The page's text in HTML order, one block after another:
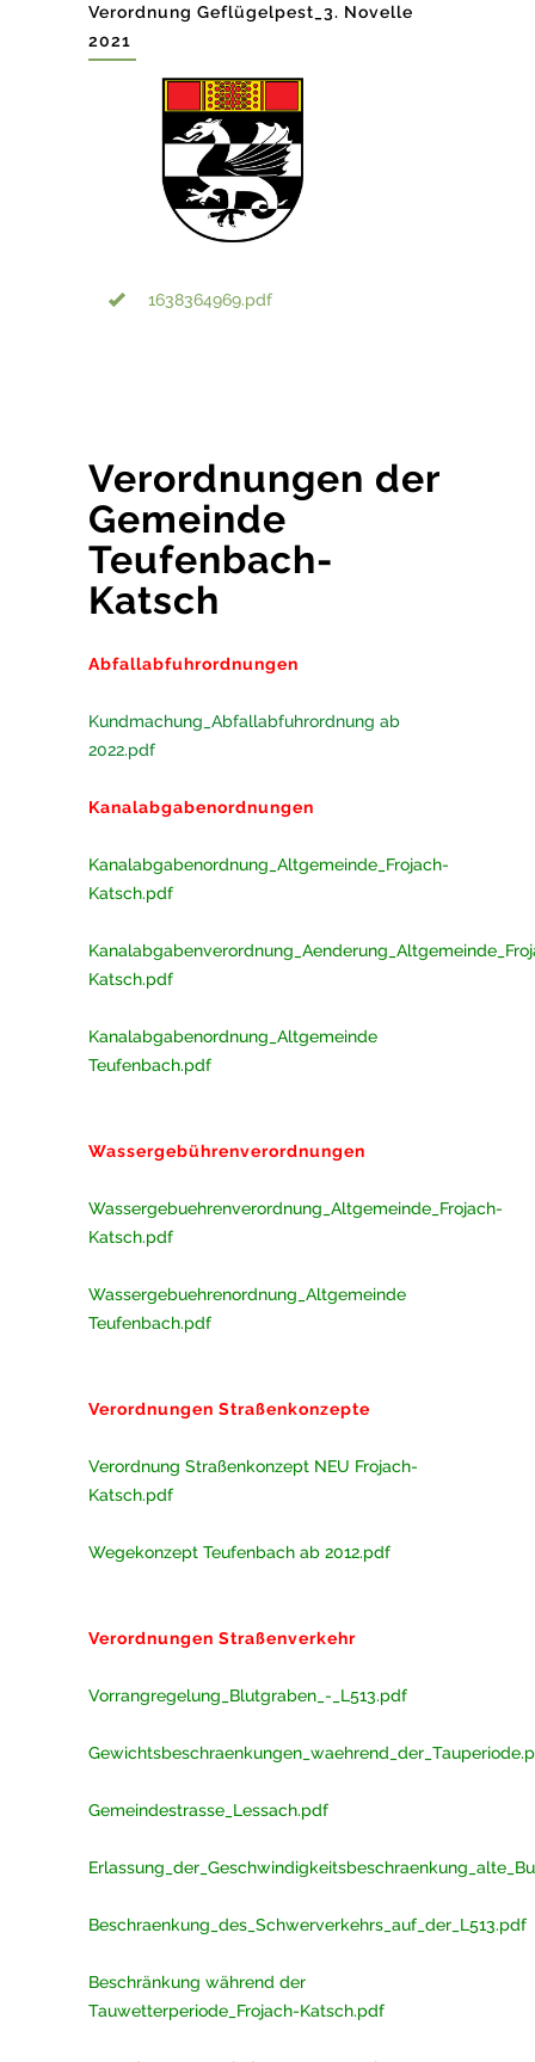
Verordnung Geflügelpest_3. Novelle
2021
1638364969.pdf
Verordnungen der
Gemeinde
Teufenbach-
Katsch
Abfallabfuhrordnungen
Kundmachung_Abfallabfuhrordnung ab
2022.pdf
Kanalabgabenordnungen
Kanalabgabenordnung_Altgemeinde_Frojach-
Katsch.pdf
Katsch.pdf
Kanalabgabenordnung_Altgemeinde
Teufenbach.pdf
Wassergebührenverordnungen
Wassergebuehrenverordnung_Altgemeinde_Frojach-
Katsch.pdf
Wassergebuehrenordnung_Altgemeinde
Teufenbach.pdf
Verordnungen Straßenkonzepte
Verordnung Straßenkonzept NEU Frojach-
Katsch.pdf
Wegekonzept Teufenbach ab 2012.pdf
Verordnungen Straßenverkehr
Vorrangregelung_Blutgraben_-_L513.pdf
Gemeindestrasse_Lessach.pdf
Beschraenkung_des_Schwerverkehrs_auf_der_L513.pdf
Beschränkung während der
Tauwetterperiode_Frojach-Katsch.pdf